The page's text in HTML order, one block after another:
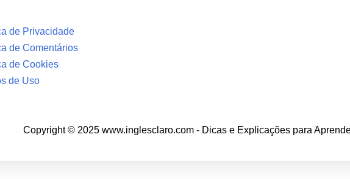
de Privacidade
de Comentários
de Cookies
de Uso
Copyright © 2025 www.inglesclaro.com - Dicas e Explicações para